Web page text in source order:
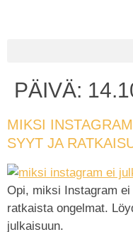
PÄIVÄ:
MIKSI
SYYT JA
Opi, miksi Instagram
ratkaista ongelmat.
julkaisuun.